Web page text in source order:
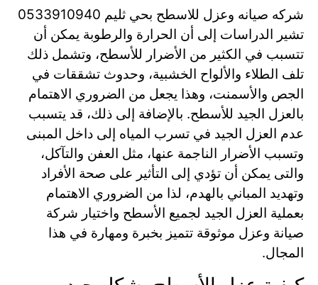
شركه صيانه وعزل للاسطح بحي ثليم 0533910940
تشير الدراسات إلى أن الحرارة والرطوبة يمكن أن
تتسبب في الكثير من الأضرار للأسطح، وتشمل ذلك
تلف الطلاء والألواح الخشبية، وحدوث تشققات في
الجص والأسمنت، وهذا يجعل من الضروري الاهتمام
بالعزل الجيد للأسطح. بالإضافة إلى ذلك، قد يتسبب
عدم العزل الجيد في تسرب المياه إلى داخل المبنى
وتسبب الأضرار الناجمة عنها، مثل العفن والتآكل،
والتى يمكن أن تؤدي إلى التأثير على صحة الأفراد
وتهديد المباني بالهدم، لذا من الضروري الاهتمام
بعملية العزل الجيد لجميع الأسطح واختيار شركة
صيانة وعزل موثوقة تتميز بخبرة ومهارة في هذا
المجال.